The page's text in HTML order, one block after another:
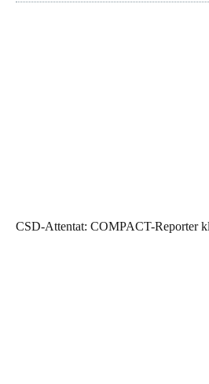
CSD-Attentat: COMPACT-Reporter